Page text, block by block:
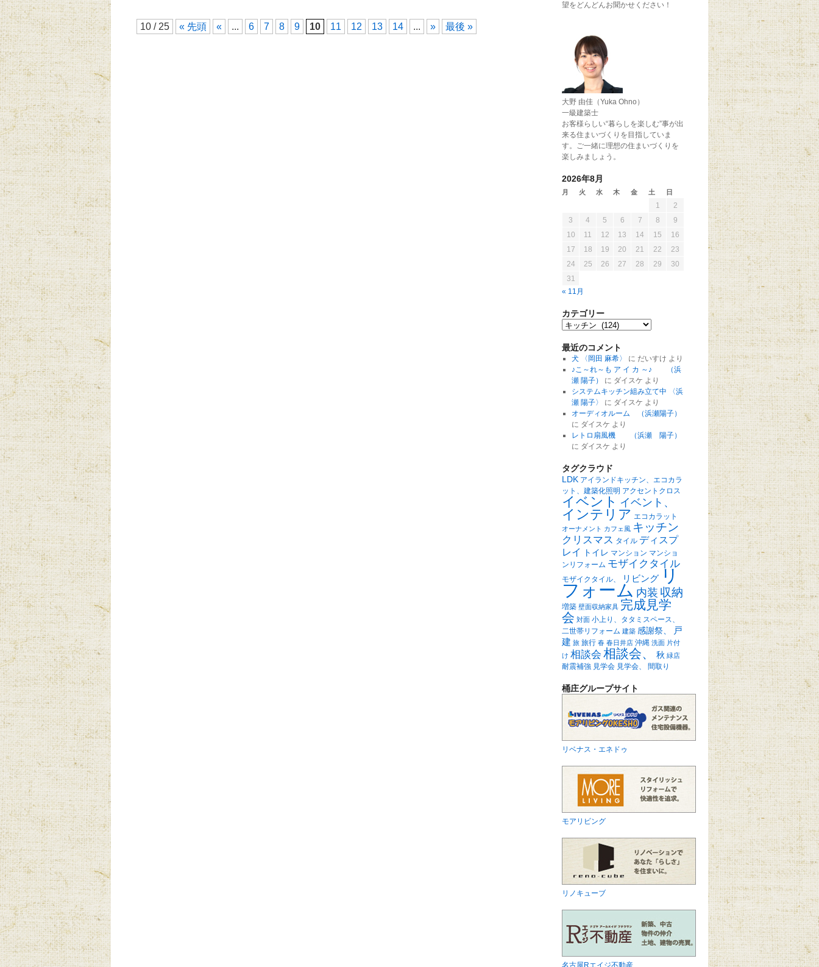
10 / 25 « 先頭 « ... 6 7 8 9 10 11 12 13 14 ... » 最後 »
望をどんどんお聞かせください！
大野 由佳（Yuka Ohno）
一級建築士
お客様らしい“暮らしを楽しむ”事が出
来る住まいづくりを目指していま
す。ご一緒に理想の住まいづくりを
楽しみましょう。
2026年8月
月 火 水 木 金 土 日
« 11月
1
2
3
4 5 6 7 8
9
10
11 12 13 14 15
16
17
18 19 20 21 22
23
24
25 26 27 28 29
30
31
カテゴリー
最近のコメント
犬 〈岡田 麻希〉 に だいすけ より
♪こ～れ～も ア イ カ ～♪ （浜
瀬 陽子）
に ダイスケ より
システムキッチン組み立て中 〈浜
瀬 陽子〉
に ダイスケ より
オーディオルーム （浜瀬陽子）
に ダイスケ より
レトロ扇風機 （浜瀬 陽子）
に ダイスケ より
タグクラウド
LDK アイランドキッチン、エコカラ
ット、建築化照明 アクセントクロス
イベント イベント、
インテリア エコカラット
オーナメント カフェ風 キッチン
クリスマス タイル ディスプ
レイ
トイレ マンション マンショ
ンリフォーム モザイクタイル
モザイクタイル、 リビング リ
フォーム 内装 収納
増築 壁面収納家具 完成見学
会 対面 小上り、タタミスペース、
二世帯リフォーム 建築 感謝祭、
戸
建 旅 旅行 春 春日井店 沖縄 洗面 片付
け 相談会 相談会、 秋 緑店
耐震補強 見学会 見学会、 間取り
桶庄グループサイト
リベナス・エネドゥ
モアリビング
リノキューブ
名古屋Rエイジ不動産